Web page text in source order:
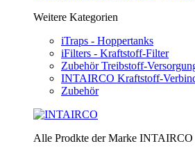
Weitere Kategorien
iTraps - Hoppertanks
iFilters - Kraftstoff-Filter
Zubehör Treibstoff-
INTAIRCO Kraftstoff-
Zubehör
Alle Prodkte der Marke INTAIRCO